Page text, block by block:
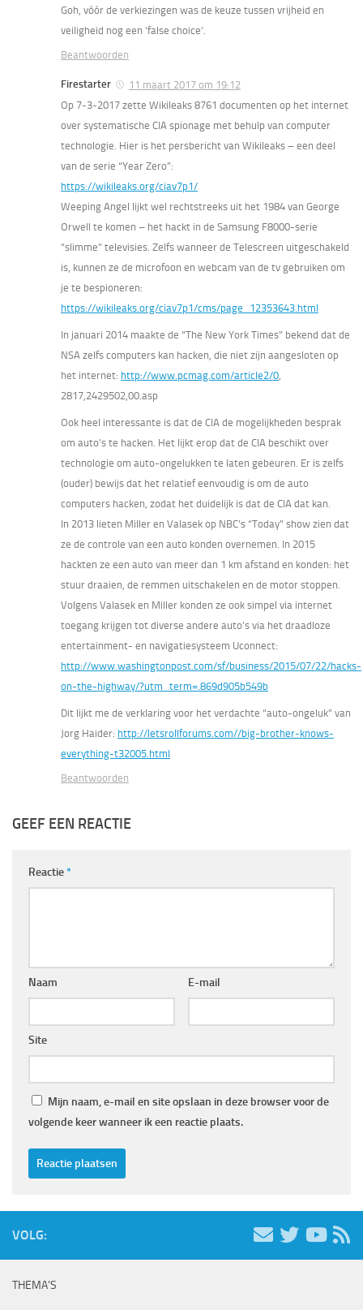
Goh, vóór de verkiezingen was de keuze tussen vrijheid en
veiligheid nog een ‘false choice’.
Beantwoorden
Firestarter
11 maart 2017 om 19:12
Op 7-3-2017 zette Wikileaks 8761 documenten op het internet
over systematische CIA spionage met behulp van computer
technologie. Hier is het persbericht van Wikileaks – een deel
van de serie “Year Zero”:
https://wikileaks.org/ciav7p1/
Weeping Angel lijkt wel rechtstreeks uit het 1984 van George
Orwell te komen – het hackt in de Samsung F8000-serie
“slimme” televisies. Zelfs wanneer de Telescreen uitgeschakeld
is, kunnen ze de microfoon en webcam van de tv gebruiken om
je te bespioneren:
https://wikileaks.org/ciav7p1/cms/page_12353643.html
In januari 2014 maakte de “The New York Times” bekend dat de
NSA zelfs computers kan hacken, die niet zijn aangesloten op
het internet: http://www.pcmag.com/article2/0,
2817,2429502,00.asp
Ook heel interessante is dat de CIA de mogelijkheden besprak
om auto’s te hacken. Het lijkt erop dat de CIA beschikt over
technologie om auto-ongelukken te laten gebeuren. Er is zelfs
(ouder) bewijs dat het relatief eenvoudig is om de auto
computers hacken, zodat het duidelijk is dat de CIA dat kan.
In 2013 lieten Miller en Valasek op NBC’s “Today” show zien dat
ze de controle van een auto konden overnemen. In 2015
hackten ze een auto van meer dan 1 km afstand en konden: het
stuur draaien, de remmen uitschakelen en de motor stoppen.
Volgens Valasek en Miller konden ze ook simpel via internet
toegang krijgen tot diverse andere auto’s via het draadloze
entertainment- en navigatiesysteem Uconnect:
http://www.washingtonpost.com/sf/business/2015/07/22/hacks-
on-the-highway/?utm_term=.869d905b549b
Dit lijkt me de verklaring voor het verdachte “auto-ongeluk” van
Jorg Haider: http://letsrollforums.com//big-brother-knows-
everything-t32005.html
Beantwoorden
GEEF EEN REACTIE
Reactie*
Naam E-mail
Site
Mijn naam, e-mail en site opslaan in deze browser voor de
volgende keer wanneer ik een reactie plaats.
VOLG:
THEMA’S